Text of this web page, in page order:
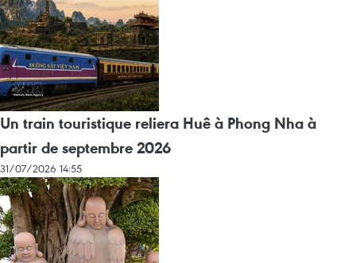
Un train touristique reliera Huê à Phong Nha à
partir de septembre 2026
31/07/2026 14:55